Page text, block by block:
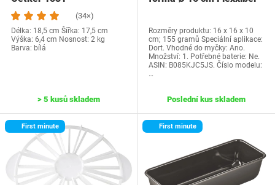
(34×)
Délka: 18,5 cm Šířka: 17,5 cm
Výška: 6,4 cm Nosnost: 2 kg
Barva: bílá
> 5 kusů skladem
Rozměry produktu: 16 x 16 x 10
cm; 155 gramů Speciální aplikace:
Dort. Vhodné do myčky: Ano.
Množství: 1. Potřebné baterie: Ne.
ASIN: B085KJC5JS. Číslo modelu:
…
Poslední kus skladem
First minute First minute